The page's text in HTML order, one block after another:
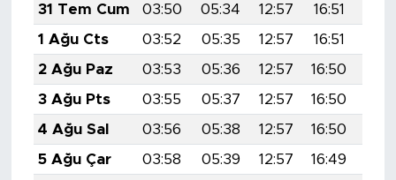
31 Tem Cum
03:50 05:34 12:57 16:51
1 Ağu Cts
03:52 05:35 12:57 16:51
2 Ağu Paz
03:53 05:36 12:57 16:50
3 Ağu Pts
03:55 05:37 12:57 16:50
4 Ağu Sal
03:56 05:38 12:57 16:50
5 Ağu Çar
03:58 05:39 12:57 16:49